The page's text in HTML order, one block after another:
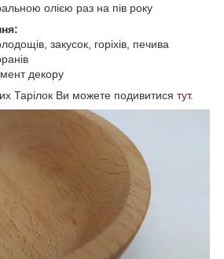
олією раз на пів року
закусок, горіхів, печива
декору
Тарілок Ви можете подивитися тут.